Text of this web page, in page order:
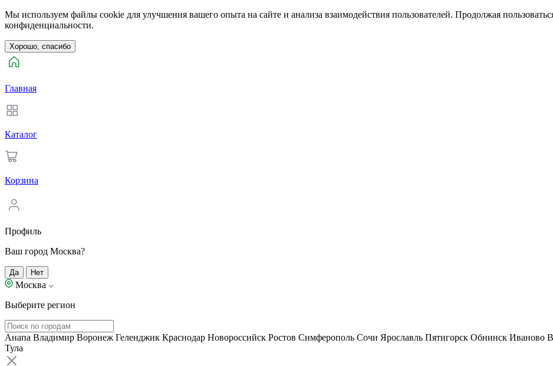
Мы используем файлы cookie для улучшения вашего опыта на сайте и анализа взаимодействия пользователей. Продолжая
конфиденциальности.
Хорошо, спасибо
Главная
Каталог
Корзина
Профиль
Ваш город Москва?
Да Нет
Москва
Выберите регион
Анапа Владимир Воронеж Геленджик Краснодар Новороссийск Ростов Симферополь Сочи Ярославль Пятигорск Обнинск Иваново
Тула